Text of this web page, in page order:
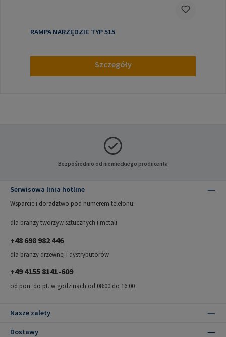
RAMPA NARZĘDZIE TYP 515
Szczegóły
Bezpośrednio od niemieckiego producenta
Serwisowa linia hotline
Wsparcie i doradztwo pod numerem telefonu:
dla branży tworzyw sztucznych i metali
+48 698 982 446
dla branży drzewnej i dystrybutorów
+49 4155 8141-609
od pon. do pt. w godzinach od 08:00 do 16:00
Nasze zalety
Dostawy